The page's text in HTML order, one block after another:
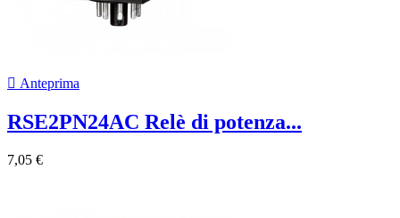
 Anteprima
RSE2PN24AC Relè di potenza...
7,05 €